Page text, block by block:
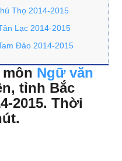
Thọ 2014-2015
Lạc 2014-2015
Đảo 2014-2015
Ngữ văn
tỉnh Bắc
2015. Thời